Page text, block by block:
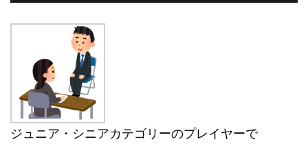
ジュニア・シニアカテゴリーのプレイヤーで